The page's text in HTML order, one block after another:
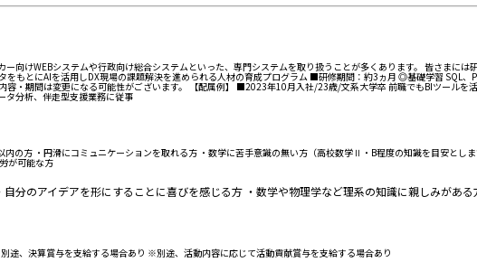
ー向けWEBシステムや行政向け総合システムといった、専門システムを取り扱うことが多くあります。 皆さまに
もとにAIを活用しDX現場の課題解決を進められる人材の育成プログラム ■研修期間：約3ヵ月 ◎基礎学習 SQL
・期間は変更になる可能性がございます。 【配属例】 ■2023年10月入社/23歳/文系大学卒 前職でもBIツールを
タ分析、伴走型支援業務に従事
の方 ・円滑にコミュニケーションを取れる方 ・数学に苦手意識の無い方（高校数学Ⅱ・B程度の知識を目安と
が可能な方
分のアイデアを形にすることに喜びを感じる方 ・数学や物理学など理系の知識に親しみがあ
途、決算賞与を支給する場合あり ※別途、活動内容に応じて活動貢献賞与を支給する場合あり